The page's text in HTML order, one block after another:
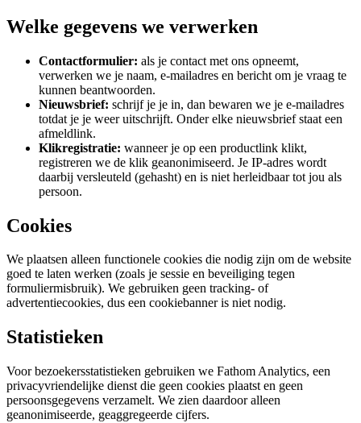
Welke gegevens we verwerken
Contactformulier: als je contact met ons opneemt,
verwerken we je naam, e-mailadres en bericht om je vraag te
kunnen beantwoorden.
Nieuwsbrief: schrijf je je in, dan bewaren we je e-mailadres
totdat je je weer uitschrijft. Onder elke nieuwsbrief staat een
afmeldlink.
Klikregistratie: wanneer je op een productlink klikt,
registreren we de klik geanonimiseerd. Je IP-adres wordt
daarbij versleuteld (gehasht) en is niet herleidbaar tot jou als
persoon.
Cookies
We plaatsen alleen functionele cookies die nodig zijn om de website
goed te laten werken (zoals je sessie en beveiliging tegen
formuliermisbruik). We gebruiken geen tracking- of
advertentiecookies, dus een cookiebanner is niet nodig.
Statistieken
Voor bezoekersstatistieken gebruiken we Fathom Analytics, een
privacyvriendelijke dienst die geen cookies plaatst en geen
persoonsgegevens verzamelt. We zien daardoor alleen
geanonimiseerde, geaggregeerde cijfers.